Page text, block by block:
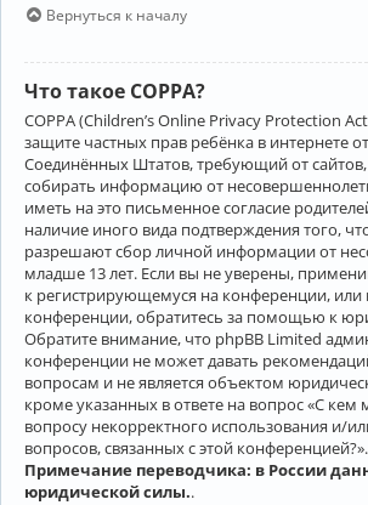
Вернуться к началу
Что такое COPPA?
COPPA (Children’s Online Privacy Protection
защите частных прав ребёнка в интернете
Соединённых Штатов, требующий от
собирать информацию от
иметь на это письменное согласие
наличие иного вида подтверждения того,
разрешают сбор личной информации от
младше 13 лет. Если вы не уверены,
к регистрирующемуся на конференции, или
конференции, обратитесь за помощью к
Обратите внимание, что phpBB Limited
конференции не может давать
вопросам и не является объектом
кроме указанных в ответе на вопрос «С кем
вопросу некорректного использования и/
вопросов, связанных с этой конференцией?».
Примечание переводчика: в России
юридической силы..